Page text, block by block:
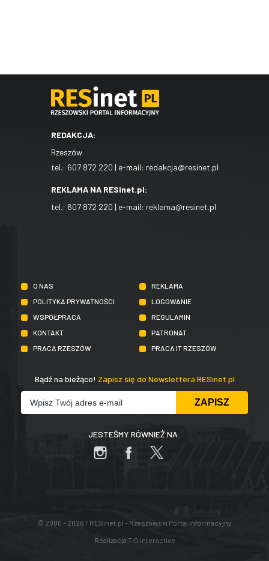
REDAKCJA:
Rzeszów
tel.: 607 872 220 | e-mail: redakcja@resinet.pl
REKLAMA NA RESinet.pl:
tel.: 607 872 220 | e-mail: reklama@resinet.pl
O NAS
REKLAMA
POLITYKA PRYWATNOŚCI
LOGOWANIE
WSPÓŁPRACA
REGULAMIN
KONTAKT
PATRONAT
PRACA RZESZÓW
PRACA IT RZESZÓW
Bądź na bieżąco! Zapisz się do Newslettera RESinet.pl
JESTEŚMY RÓWNIEŻ NA:
© 2000 - 2026 / RESinet.pl - Rzeszowski Portal Informacyjny
Realizacja TiO Interactive